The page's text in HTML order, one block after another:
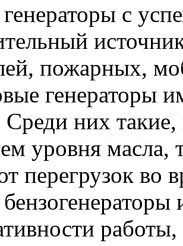
с
пожарных,
генераторы
Среди них
уровня масла,
перегрузок во